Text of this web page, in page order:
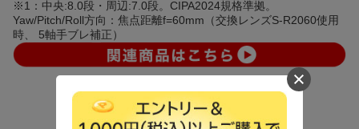
※1：中央:8.0段・周辺:7.0段。CIPA2024規格準拠。
Yaw/Pitch/Roll方向：焦点距離f=60mm（交換レンズS-R2060使用
時、 5軸手ブレ補正）